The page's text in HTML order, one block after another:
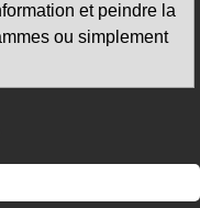
et peindre la
ou simplement